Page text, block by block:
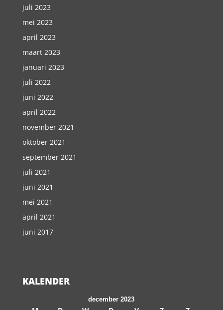
juli 2023
mei 2023
april 2023
maart 2023
januari 2023
juli 2022
juni 2022
april 2022
november 2021
oktober 2021
september 2021
juli 2021
juni 2021
mei 2021
april 2021
juni 2017
KALENDER
december 2023